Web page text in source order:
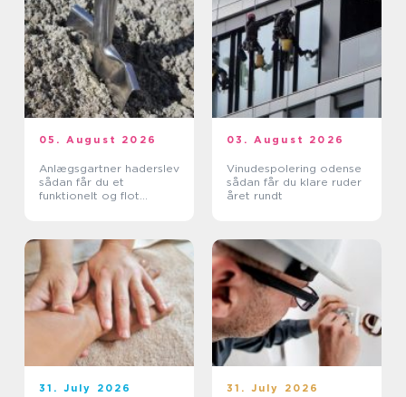
05. August 2026
Anlægsgartner haderslev
sådan får du et
funktionelt og flot
03. August 2026
Vinudespolering odense
sådan får du klare ruder
året rundt
31. July 2026 31. July 2026